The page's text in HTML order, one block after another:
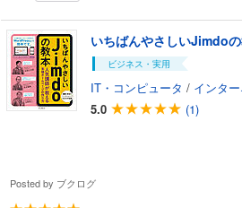
いちばんやさしいJimdo
ビジネス・実用
IT・コンピュータ / インタ
5.0
(1)
Posted by ブクログ